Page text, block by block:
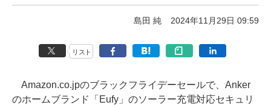
島田 純 2024年11月29日 09:59
リスト
Amazon.co.jpのブラックフライデーセールで、Anker
のホームブランド「Eufy」のソーラー充電対応セキュリ